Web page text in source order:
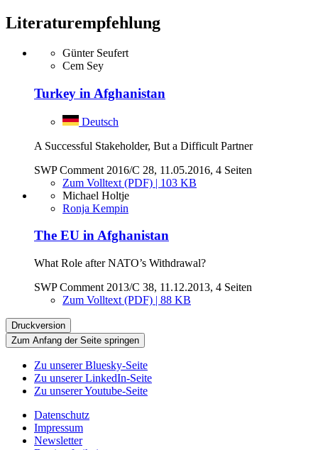
Literaturempfehlung
Günter Seufert
Cem Sey
Turkey in Afghanistan
Deutsch
A Successful Stakeholder, But a Difficult Partner
SWP Comment 2016/C 28, 11.05.2016, 4 Seiten
Zum Volltext (PDF) | 103 KB
Michael Holtje
Ronja Kempin
The EU in Afghanistan
What Role after NATO’s Withdrawal?
SWP Comment 2013/C 38, 11.12.2013, 4 Seiten
Zum Volltext (PDF) | 88 KB
Druckversion
Zum Anfang der Seite springen
Zu unserer Bluesky-Seite
Zu unserer LinkedIn-Seite
Zu unserer Youtube-Seite
Datenschutz
Impressum
Newsletter